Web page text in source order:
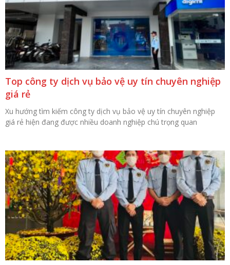
Top công ty dịch vụ bảo vệ uy tín chuyên nghiệp
giá rẻ
Xu hướng tìm kiếm công ty dịch vụ bảo vệ uy tín chuyên nghiệp
giá rẻ hiện đang được nhiều doanh nghiệp chú trọng quan